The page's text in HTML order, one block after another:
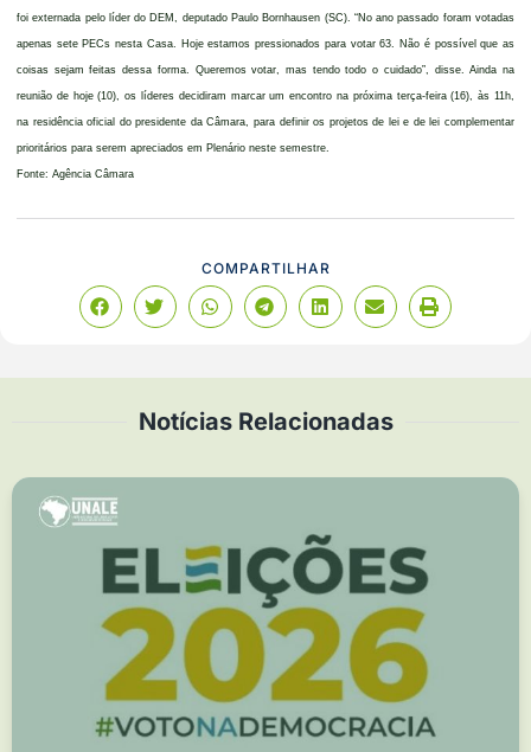
foi externada pelo líder do DEM, deputado Paulo Bornhausen (SC). “No ano passado foram votadas
apenas sete PECs nesta Casa. Hoje estamos pressionados para votar 63. Não é possível que as
coisas sejam feitas dessa forma. Queremos votar, mas tendo todo o cuidado”, disse. Ainda na
reunião de hoje (10), os líderes decidiram marcar um encontro na próxima terça-feira (16), às 11h,
na residência oficial do presidente da Câmara, para definir os projetos de lei e de lei complementar
prioritários para serem apreciados em Plenário neste semestre.
Fonte: Agência Câmara
COMPARTILHAR
Notícias Relacionadas